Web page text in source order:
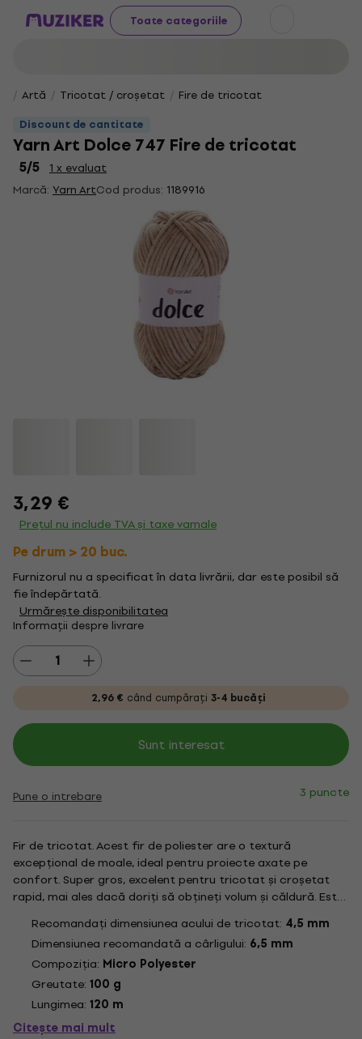
Toate categoriile
Artă Tricotat / croșetat
Fire de tricotat
Discount de cantitate
Yarn Art Dolce 747 Fire de tricotat
5/5
1 x evaluat
Marcă: Yarn ArtCod produs: 1189916
3,29 €
Prețul nu include TVA și taxe vamale
Pe drum > 20 buc.
Furnizorul nu a specificat în data livrării, dar este posibil să
fie îndepărtată.
Urmărește disponibilitatea
Informații despre livrare
2,96 € când cumpărați 3-4 bucăți
Sunt interesat
Pune o intrebare 3 puncte
Fir de tricotat. Acest fir de poliester are o textură
excepțional de moale, ideal pentru proiecte axate pe
confort. Super gros, excelent pentru tricotat și croșetat
rapid, mai ales dacă doriți să obțineți volum și căldură. Este
potrivit pentru realizarea de amigurumi, jucării de pluș,
pături și accesorii pentru copii, eșarfe călduroase, căciuli...
Recomandați dimensiunea acului de tricotat: 4,5 mm
Dimensiunea recomandată a cârligului: 6,5 mm
Compoziția: Micro Polyester
Greutate: 100 g
Lungimea: 120 m
Citește mai mult